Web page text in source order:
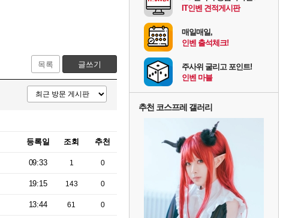
목록 글쓰기
등록일 조회 추천
09:33 1 0
19:15 143 0
13:44 61 0
IT인벤 견적게시판
매일매일,
인벤 출석체크!
주사위 굴리고 포인트!
인벤 마블
추천 코스프레 갤러리